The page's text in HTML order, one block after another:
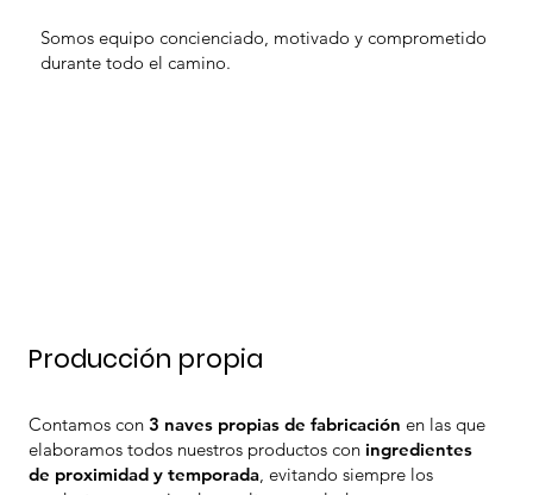
Somos equipo concienciado, motivado y comprometido
durante todo el camino.
Contamos con3 naves propias de fabricación en las que
elaboramos todos nuestros productos con ingredientes
de proximidad y temporada , evitando siempre los
Producción propia